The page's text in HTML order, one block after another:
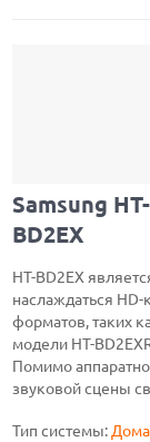
Samsung HT-
BD2EX
HT-BD2EX
наслаждаться
форматов, таких
модели HT-
Помимо
звуковой сцены
Тип системы: